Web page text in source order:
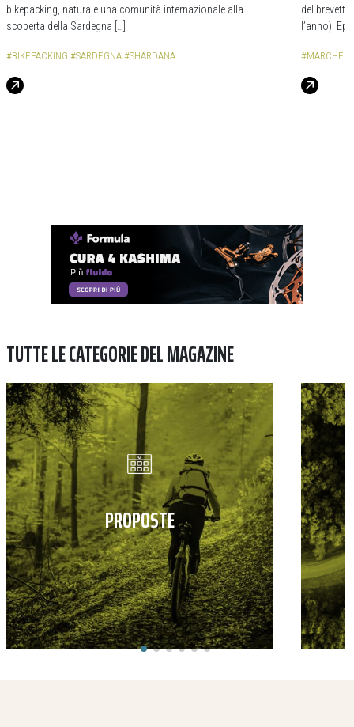
bikepacking, natura e una comunità internazionale alla
scoperta della Sardegna […]
#BIKEPACKING #SARDEGNA #SHARDANA
del
l’anno).
#MARCHE
TUTTE LE CATEGORIE DEL MAGAZINE
PROPOSTE